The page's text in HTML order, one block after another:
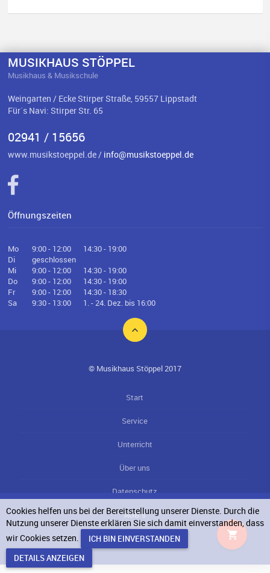
MUSIKHAUS STÖPPEL
Musikhaus & Musikschule
Weingarten / Ecke Stirper Straße, 59557 Lippstadt
Für`s Navi: Stirper Str. 65
02941 / 15656
www.musikstoeppel.de / info@musikstoeppel.de
Öffnungszeiten
Mo 9:00 - 12:00
14:30 - 19:00
Di
geschlossen
Mi
9:00 - 12:00
14:30 - 19:00
Do
9:00 - 12:00
14:30 - 19:00
Fr
9:00 - 12:00
14:30 - 18:30
Sa
9:30 - 13:00 1. - 24. Dez. bis 16:00
© Musikhaus Stöppel 2017
Start
Service
Unterricht
Über uns
Datenschutz
AGB`s
Impressum
Cookies helfen uns bei der Bereitstellung unserer Dienste. Durch die
Nutzung unserer Dienste erklären Sie sich damit einverstanden, dass
wir Cookies setzen.
DETAILS ANZEIGEN